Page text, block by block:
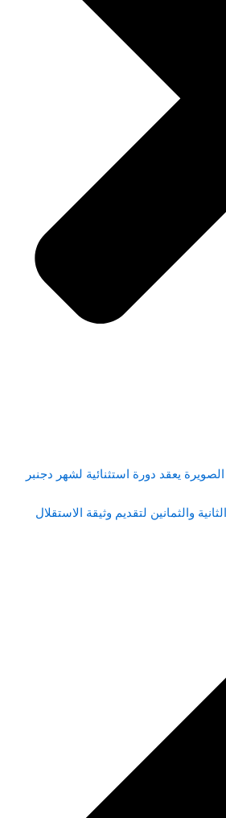
يعقد دورة استثنائية لشهر دجنبر
والثمانين لتقديم وثيقة الاستقلال